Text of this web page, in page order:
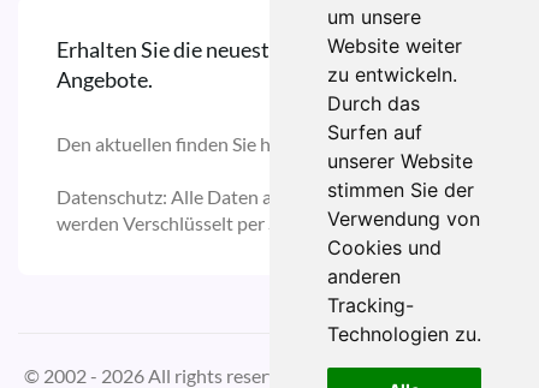
um unsere
Website weiter
zu entwickeln.
Durch das
Surfen auf
unserer Website
stimmen Sie der
Verwendung von
Cookies und
anderen
Tracking-
Technologien zu.
Erhalten Sie die neuesten Reise Updates und
Angebote.
Den aktuellen finden Sie hier:
Datenschutz: Alle Daten auf unserer Domain
werden Verschlüsselt per SSL versendet.
© 2002 - 2026 All rights reserved | Design byW3layouts